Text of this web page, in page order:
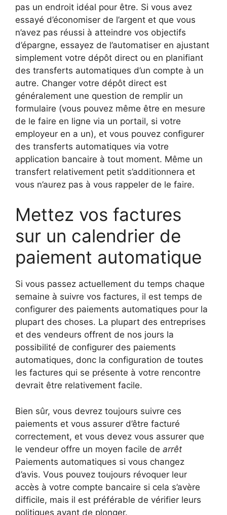
pas un endroit idéal pour être. Si vous avez
essayé d’économiser de l’argent et que vous
n’avez pas réussi à atteindre vos objectifs
d’épargne, essayez de l’automatiser en ajustant
simplement votre dépôt direct ou en planifiant
des transferts automatiques d’un compte à un
autre. Changer votre dépôt direct est
généralement une question de remplir un
formulaire (vous pouvez même être en mesure
de le faire en ligne via un portail, si votre
employeur en a un), et vous pouvez configurer
des transferts automatiques via votre
application bancaire à tout moment. Même un
transfert relativement petit s’additionnera et
vous n’aurez pas à vous rappeler de le faire.
Mettez vos factures
sur un calendrier de
paiement automatique
Si vous passez actuellement du temps chaque
semaine à suivre vos factures, il est temps de
configurer des paiements automatiques pour la
plupart des choses. La plupart des entreprises
et des vendeurs offrent de nos jours la
possibilité de configurer des paiements
automatiques, donc la configuration de toutes
les factures qui se présente à votre rencontre
devrait être relativement facile.
Bien sûr, vous devrez toujours suivre ces
paiements et vous assurer d’être facturé
correctement, et vous devez vous assurer que
le vendeur offre un moyen facile de arrêt
Paiements automatiques si vous changez
d’avis. Vous pouvez toujours révoquer leur
accès à votre compte bancaire si cela s’avère
difficile, mais il est préférable de vérifier leurs
politiques avant de plonger.